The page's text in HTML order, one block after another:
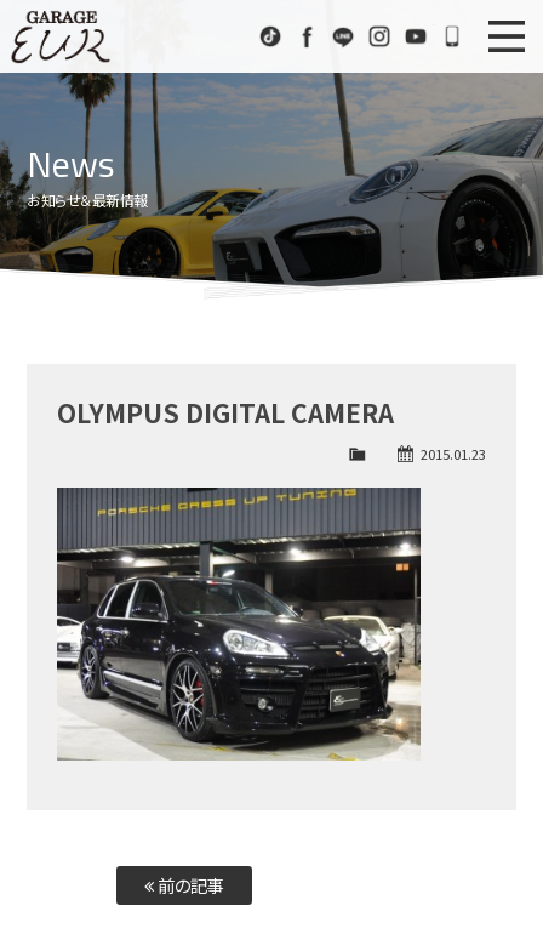
TikTokFacebook
LINE InstagramYoutube072-
ニュース
Stock List
在庫車情報
EUR Sports
EURスポーツ
アクセス
News
お知らせ＆最新情報
OLYMPUS DIGITAL CAMERA
2015.01.23
前の記事